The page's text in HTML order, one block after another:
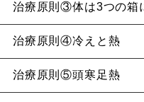
治療原則③体は3つの箱
治療原則④冷えと熱
治療原則⑤頭寒足熱